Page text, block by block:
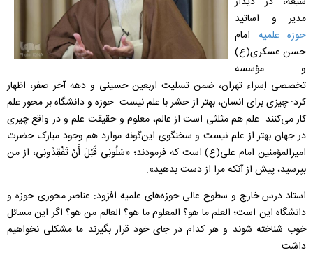
مدیر و اساتید
حوزه علمیه امام
حسن عسکری(ع)
و مؤسسه
تخصصی اِسراء تهران، ضمن تسلیت اربعین حسینی و دهه آخر صفر، اظهار
کرد: چیزی برای انسان، بهتر از حشر با علم نیست. حوزه و دانشگاه بر محور علم
کار می‌کنند. علم هم مثلثی است از عالم، معلوم و حقیقت علم و در واقع چیزی
در جهان بهتر از علم نیست و سخنگوی این‌گونه موارد هم وجود مبارک حضرت
امیرالمؤمنین امام علی(ع) است که فرمودند؛ «سَلُونِی قَبْلَ‏ أَنْ‏ تَفْقِدُونِی، از من
بپرسید، پیش از آنکه مرا از دست بدهید».
استاد درس خارج و سطوح عالی حوزه‌های علمیه افزود: عناصر محوری حوزه و
دانشگاه این است؛ العلم ما هو؟ المعلوم ما هو؟ العالم من هو؟ اگر این مسائل
خوب شناخته شوند و هر کدام در جای خود قرار بگیرند ما مشکلی نخواهیم
داشت.